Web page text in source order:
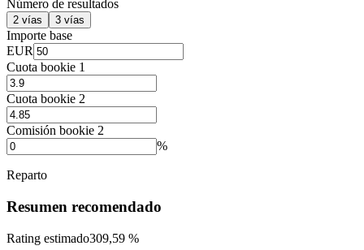
Número de resultados
2 vías 3 vías
Importe base
EUR
Cuota bookie 1
Cuota bookie 2
Comisión bookie 2
%
Reparto
Resumen recomendado
Rating estimado309,59 %